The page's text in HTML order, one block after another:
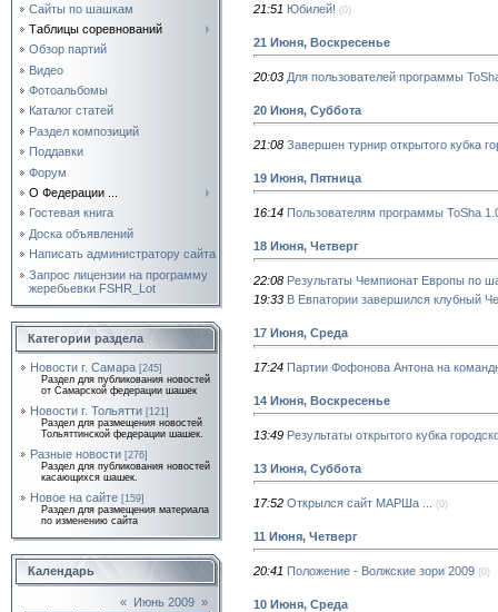
Сайты по шашкам
Таблицы соревнований
Обзор партий
Видео
Фотоальбомы
Каталог статей
Раздел композиций
Поддавки
Форум
О Федерации ...
Гостевая книга
Доска объявлений
Написать администратору сайта
Запрос лицензии на программу
жеребьевки FSHR_Lot
Категории раздела
Новости г. Самара [245]
Раздел для публикования новостей
от Самарской федерации шашек
Новости г. Тольятти [121]
Раздел для размещения новостей
Тольяттинской федерации шашек.
Разные новости [276]
Раздел для публикования новостей
касающихся шашек.
Новое на сайте [159]
Раздел для размещения материала
по изменению сайта
Календарь
« Июнь 2009 »
21:51 Юбилей! (0)
21 Июня, Воскресенье
20:03 Для пользователей программы
20 Июня, Суббота
21:08 Завершен турнир открытого кубка
19 Июня, Пятница
16:14 Пользователям программы ToSha
18 Июня, Четверг
22:08 Результаты Чемпионат Европы по
19:33 В Евпатории завершился клубный
17 Июня, Среда
17:24 Партии Фофонова Антона на
14 Июня, Воскресенье
13:49 Результаты открытого кубка
13 Июня, Суббота
17:52 Открылся сайт МАРШа ... (0)
11 Июня, Четверг
20:41 Положение - Волжские зори 2009 (0)
10 Июня, Среда